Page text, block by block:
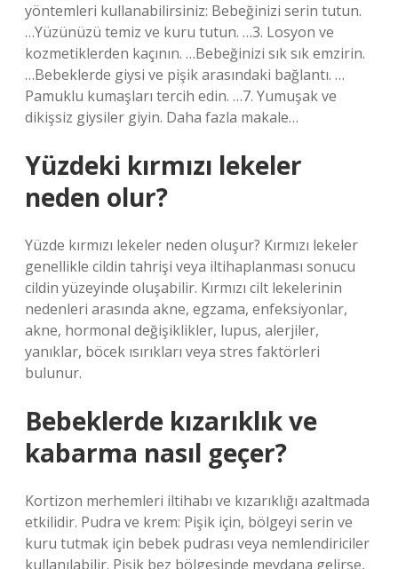
yöntemleri kullanabilirsiniz: Bebeğinizi serin tutun.
…Yüzünüzü temiz ve kuru tutun. …3. Losyon ve
kozmetiklerden kaçının. …Bebeğinizi sık sık emzirin.
…Bebeklerde giysi ve pişik arasındaki bağlantı. …
Pamuklu kumaşları tercih edin. …7. Yumuşak ve
dikişsiz giysiler giyin. Daha fazla makale…
Yüzdeki kırmızı lekeler
neden olur?
Yüzde kırmızı lekeler neden oluşur? Kırmızı lekeler
genellikle cildin tahrişi veya iltihaplanması sonucu
cildin yüzeyinde oluşabilir. Kırmızı cilt lekelerinin
nedenleri arasında akne, egzama, enfeksiyonlar,
akne, hormonal değişiklikler, lupus, alerjiler,
yanıklar, böcek ısırıkları veya stres faktörleri
bulunur.
Bebeklerde kızarıklık ve
kabarma nasıl geçer?
Kortizon merhemleri iltihabı ve kızarıklığı azaltmada
etkilidir. Pudra ve krem: Pişik için, bölgeyi serin ve
kuru tutmak için bebek pudrası veya nemlendiriciler
kullanılabilir. Pişik bez bölgesinde meydana gelirse,